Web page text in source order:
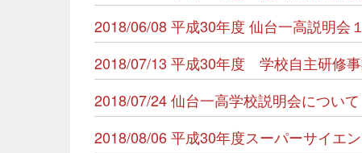
2018/06/08 平成30年度 仙台一高説明会
2018/07/13 平成30年度 学校自主研修
2018/07/24 仙台一高学校説明会について
2018/08/06 平成30年度スーパーサイエ